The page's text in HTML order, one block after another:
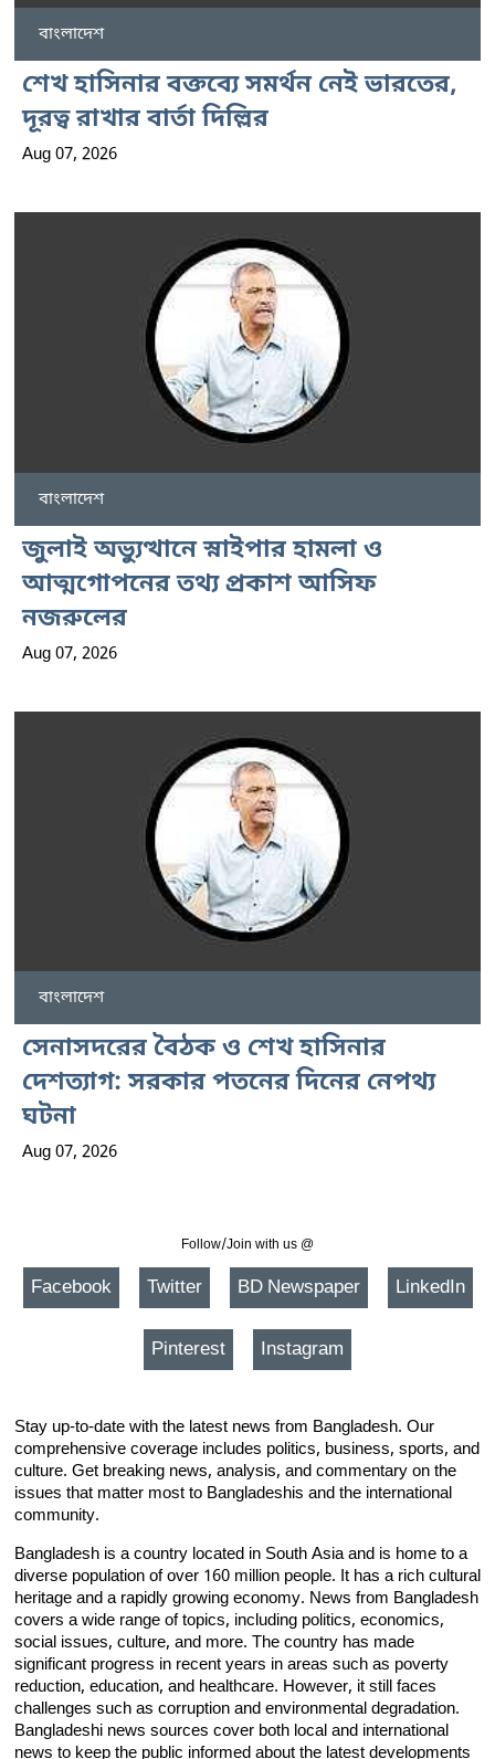
বাংলাদেশ
শেখ হাসিনার বক্তব্যে সমর্থন নেই ভারতের,
দূরত্ব রাখার বার্তা দিল্লির
Aug 07, 2026
বাংলাদেশ
জুলাই অভ্যুত্থানে স্নাইপার হামলা ও
আত্মগোপনের তথ্য প্রকাশ আসিফ
নজরুলের
Aug 07, 2026
বাংলাদেশ
সেনাসদরের বৈঠক ও শেখ হাসিনার
দেশত্যাগ: সরকার পতনের দিনের নেপথ্য
ঘটনা
Aug 07, 2026
Follow/Join with us @
Facebook Twitter BD Newspaper LinkedIn
Pinterest Instagram
Stay up-to-date with the latest news from Bangladesh. Our
comprehensive coverage includes politics, business, sports, and
culture. Get breaking news, analysis, and commentary on the
issues that matter most to Bangladeshis and the international
community.
Bangladesh is a country located in South Asia and is home to a
diverse population of over 160 million people. It has a rich cultural
heritage and a rapidly growing economy. News from Bangladesh
covers a wide range of topics, including politics, economics,
social issues, culture, and more. The country has made
significant progress in recent years in areas such as poverty
reduction, education, and healthcare. However, it still faces
challenges such as corruption and environmental degradation.
Bangladeshi news sources cover both local and international
news to keep the public informed about the latest developments